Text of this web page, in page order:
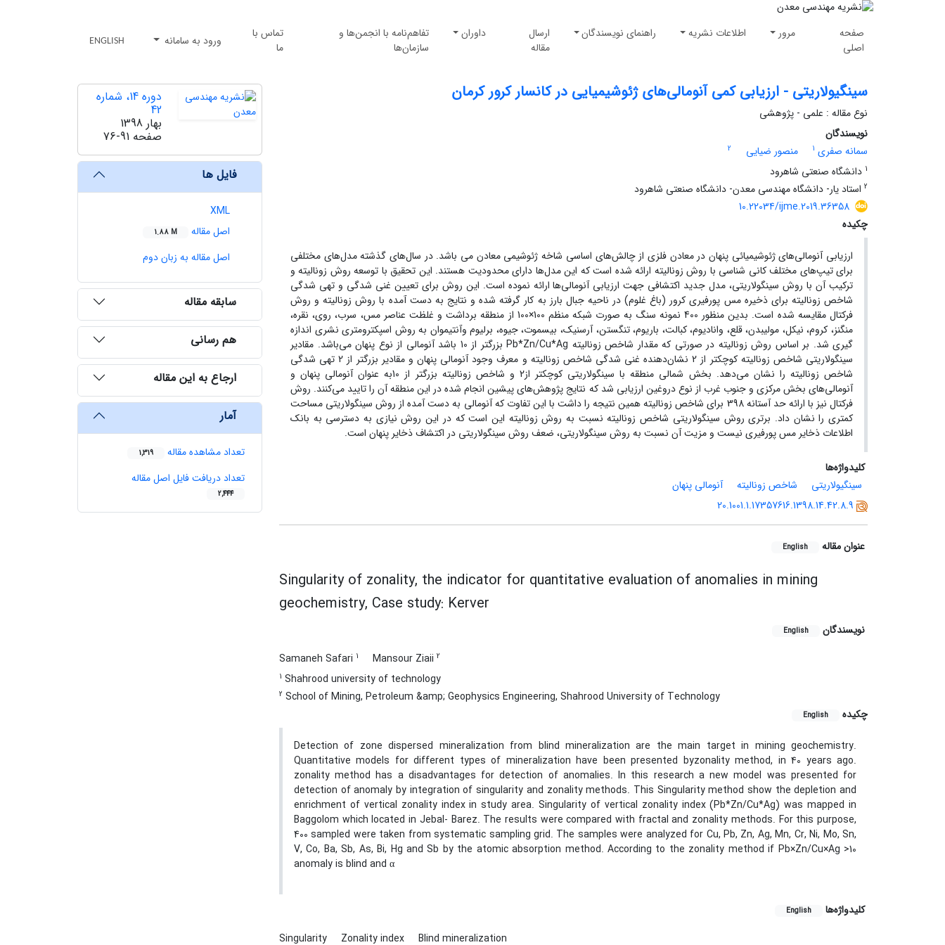
صفحه
اصلی
مرور اطلاعات نشریه راهنمای نویسندگان
ارسال
مقاله
داوران
تفاهم‌نامه با انجمن‌ها و
سازمان‌ها
تماس با
ما
ورود به سامانه ENGLISH
سینگیولاریتی - ارزیابی کمی آنومالی‌های ژئوشیمیایی در کانسار کرور کرمان
نوع مقاله : علمی - پژوهشی
نویسندگان
سمانه صفری 1 منصور ضیایی
2
1 دانشگاه صنعتی شاهرود
2 استاد یار- دانشگاه مهندسی معدن- دانشگاه صنعتی شاهرود
10.22034/ijme.2019.36358
چکیده
ارزیابی آنومالی‌های ژئوشیمیائی پنهان در معادن فلزی از چالش‌های اساسی شاخه ژئوشیمی معادن می باشد. در سال‌های گذشته مدل‌های مختلفی
برای تیپ‌های مختلف کانی شناسی با روش زونالیته ارائه شده است که این مدل‌ها دارای محدودیت هستند. این تحقیق با توسعه روش زونالیته و
ترکیب آن با روش سینگولاریتی، مدل جدید اکتشافی جهت ارزیابی آنومالی‌ها ارائه نموده است. این روش برای تعیین غنی شدگی و تهی شدگی
شاخص زونالیته برای ذخیره مس پورفیری کرور (باغ غلوم) در ناحیه جبال بارز به کار گرفته شده و نتایج به دست آمده با روش زونالیته و روش
فرکتال مقایسه شده است. بدین منظور 400 نمونه سنگ به صورت شبکه منظم 100×100 از منطقه برداشت و غلظت عناصر مس، سرب، روی، نقره،
منگنز، کروم، نیکل، مولیبدن، قلع، وانادیوم، کبالت، باریوم، تنگستن، آرسنیک، بیسموت، جیوه، برلیوم وآنتیموان به روش اسپکترومتری نشری اندازه
گیری شد. بر اساس روش زونالیته در صورتی که مقدار شاخص زونالیته Pb*Zn/Cu*Ag بزرگتر از 10 باشد آنومالی از نوع پنهان می‌باشد. مقادیر
سینگولاریتی شاخص زونالیته کوچکتر از 2 نشان‌دهنده غنی شدگی شاخص زونالیته و معرف وجود آنومالی پنهان و مقادیر بزرگتر از 2 تهی شدگی
شاخص زونالیته را نشان می‌دهد. بخش شمالی منطقه با سینگولاریتی کوچکتر از2 و شاخص زونالیته بزرگتر از 10به عنوان آنومالی پنهان و
آنومالی‌های بخش مرکزی و جنوب غرب از نوع دروغین ارزیابی شد که نتایج پژوهش‌های پیشین انجام شده در این منطقه آن را تایید می‌کنند. روش
فرکتال نیز با ارائه حد آستانه 398 برای شاخص زونالیته همین نتیجه را داشت با این تفاوت که آنومالی به دست آمده از روش سینگولاریتی مساحت
کمتری را نشان داد. برتری روش سینگولاریتی شاخص زونالیته نسبت به روش زونالیته این است که در این روش نیازی به دسترسی به بانک
اطلاعات ذخایر مس پورفیری نیست و مزیت آن نسبت به روش سینگولاریتی، ضعف روش سینگولاریتی در اکتشاف ذخایر پنهان است.
کلیدواژه‌ها
سینگیولاریتی
شاخص زونالیته
آنومالی پنهان
20.1001.1.17357616.1398.14.42.8.9
عنوان مقاله English
Singularity of zonality, the indicator for quantitative evaluation of anomalies in mining
geochemistry, Case study: Kerver
نویسندگان English
Samaneh Safari 1 Mansour Ziaii 2
1 Shahrood university of technology
2 School of Mining, Petroleum &amp; Geophysics Engineering, Shahrood University of Technology
چکیده
English
Detection of zone dispersed mineralization from blind mineralization are the main target in mining geochemistry.
Quantitative models for different types of mineralization have been presented byzonality method, in 40 years ago.
zonality method has a disadvantages for detection of anomalies. In this research a new model was presented for
detection of anomaly by integration of singularity and zonality methods. This Singularity method show the depletion and
enrichment of vertical zonality index in study area. Singularity of vertical zonality index (Pb*Zn/Cu*Ag) was mapped in
Baggolom which located in Jebal- Barez. The results were compared with fractal and zonality methods. For this purpose,
400 sampled were taken from systematic sampling grid. The samples were analyzed for Cu, Pb, Zn, Ag, Mn, Cr, Ni, Mo, Sn,
V, Co, Ba, Sb, As, Bi, Hg and Sb by the atomic absorption method. According to the zonality method if Pb×Zn/Cu×Ag >10
anomaly is blind and α
کلیدواژه‌ها English
Singularity Zonality index Blind mineralization
دوره 14، شماره
42
بهار 1398
صفحه76-91
فایل ها
XML
اصل مقاله
1.88 M
اصل مقاله به زبان دوم
سابقه مقاله
هم رسانی
ارجاع به این مقاله
آمار
تعداد مشاهده مقاله 1,319
تعداد دریافت فایل اصل مقاله
2,444